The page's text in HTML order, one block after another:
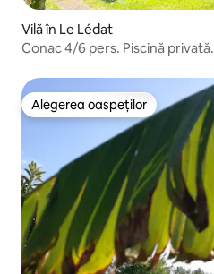
Vilă în Le Lédat
Conac 4/6 pers. Piscină privată.
Alegerea oaspeților
Alegerea oaspeților